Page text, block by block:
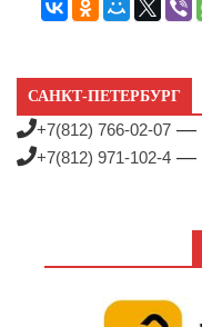
САНКТ-ПЕТЕРБУРГ
+7(812) 766-02-07 —
+7(812) 971-102-4 —